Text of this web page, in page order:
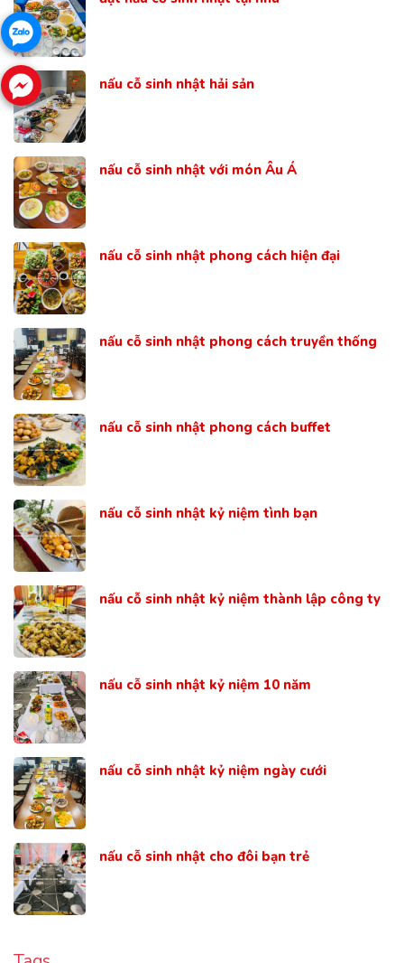
nấu cỗ sinh nhật hải sản
nấu cỗ sinh nhật với món Âu Á
nấu cỗ sinh nhật phong cách hiện đại
nấu cỗ sinh nhật phong cách truyền thống
nấu cỗ sinh nhật phong cách buffet
nấu cỗ sinh nhật kỷ niệm tình bạn
nấu cỗ sinh nhật kỷ niệm thành lập công ty
nấu cỗ sinh nhật kỷ niệm 10 năm
nấu cỗ sinh nhật kỷ niệm ngày cưới
nấu cỗ sinh nhật cho đôi bạn trẻ